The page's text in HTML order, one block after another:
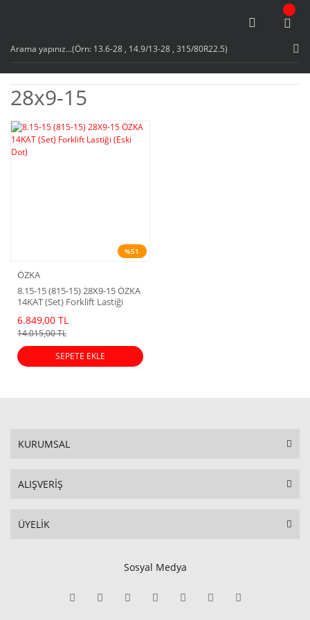
28x9-15
%51
ÖZKA
8.15-15 (815-15) 28X9-15 ÖZKA
14KAT (Set) Forklift Lastiği
6.849,00 TL
14.015,00 TL
SEPETE EKLE
KURUMSAL
ALIŞVERİŞ
ÜYELİK
Sosyal Medya